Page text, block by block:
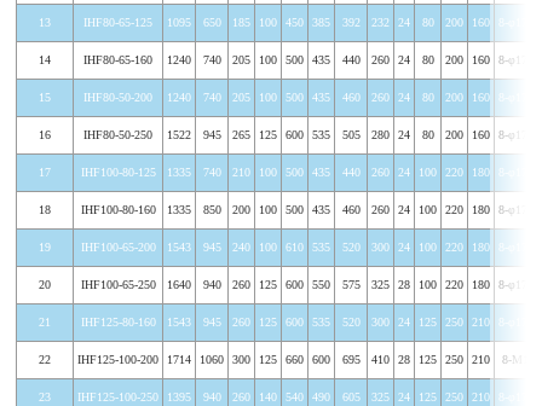
13 IHF80-65-125 1095 650 185 100 450 385 392 232 24 80 200 160
14 IHF80-65-160 1240 740 205 100 500 435 440 260 24 80 200 160 8-φ17.5
15 IHF80-50-200 1240 740 205 100 500 435 460 260 24 80 200 160
16 IHF80-50-250 1522 945 265 125 600 535 505 280 24 80 200 160 8-φ17.5
17 IHF100-80-125 1335 740 210 100 500 435 440 260 24 100 220 180
18 IHF100-80-160 1335 850 200 100 500 435 460 260 24 100 220 180 8-φ17.5
19 IHF100-65-200 1543 945 240 100 610 535 520 300 24 100 220 180
20 IHF100-65-250 1640 940 260 125 600 550 575 325 28 100 220 180 8-φ17.5
21 IHF125-80-160 1543 945 260 125 600 535 520 300 24 125 250 210
22 IHF125-100-200 1714 1060 300 125 660 600 695 410 28 125 250 210 8-M18
23 IHF125-100-250 1395 940 260 140 540 490 605 325 24 125 250 210